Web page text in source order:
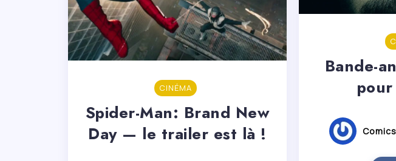
CINÉMA
Spider-Man: Brand New
Day — le trailer est là !
Bande-